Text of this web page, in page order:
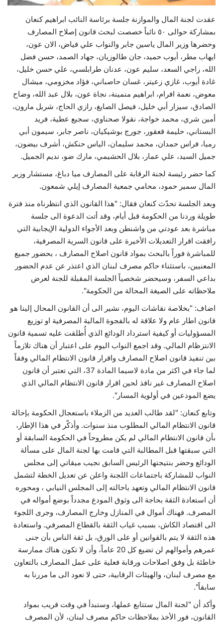
عقدت لجنة المال والموازنة جلسة برئاسة النائب ابراهيم كنعان
بمشاركة حوالى ٥٠ نائباً خصصت لبحث قانون إصلاح المصارف
وحضرها وزير المال ياسين جابر والنواب علي فياض، الان عون،
ايهاب مطر، أيوب حميد، جان طالوزيان، جهاد الصمد، حسن فضل
الله، راجي السعد، سليم عون، عدنان طرابلسي، علي حسن خليل،
غادة أيوب، غازي زعيتر، غسان حاصباني، فؤاد مخزومي، ميشال
معوض، نعمة افرام، ابراهيم منمينة، نجاة عون، بلال عبد الله، وضاح
الصادق، سيزار أبي خليل، فيصل الصايغ، رازي الحاج، شربل مارون،
أمين شري، محمد خواجة، نقولا صحناوي، سجيع عطية، فريد
البستاني، حليمة قعقور، جورج بوشيكيان، ناصر جابر، سيمون أبي
رميا، فراس حمدان، محمد سليمان، الياس حنكش، أشرف بيضون،
جميل السيد، علي عمار، بلال الحشيمي، مارك ضو، نديم الجميل.
كما حضر رئيسة لجنة الرقابة على المصارف ميا دباغ، مستشار وزير
المال سمير حمود، محامي جمعية المصارف إيلي شمعون.
وبعد الجلسة تحدّث كنعان فقال: "هذا القانون الذي انتظرناه منذ فترة
طويلة وردنا من الحكومة قبل أيام، وقد أتت الدعوة الى جلسة
مباشرة بعد عودتي من واشنطن وبعد الأجواء الدولية الإيجابية التي
رافقت اقرار التعديلات الأخيرة على قانون السرية المصرفية،
للمباشرة فوراً بالبحث بمواد قانون اصلاح المصارف ، بحضور جميع
المعنيين، باستثناء حاكم مصرف لبنان الذي اعتذر عن عدم الحضور
بداعي السفر، وسيحضر شخصياً الجلسة المقبلة للجنة لعرض
ملاحظاته على الصيغة المحالة من الحكومة".
اضاف: "بخلاصة نقاشات اليوم، نشير الى أن القانون المحال إلينا هو
قانون اطار عام ولا علاقة له بالفجوة المالية المصرفية او توزيع
المسؤوليات أو كيفية استرداد الودائع الذي أُطلقت عليه تسمية قانون
الانتزظام المالي. وقد اجمع النواب اليوم على اعتبار أن هناك تلازماً
بين تنفيذ قانون اصلاح المصارف واقرار قانون الانتظام المالي وفقاً
لما جاء في اكثر من مادة لاسيما المادة 37، التي تعتبر أن قانون
اصلاح المصارف غير نافذ لحين اقرار قانون الانتظام المالي الذي
يضع المودعين في أولوية المسار".
وتابع كنعان: "لقد طالب العديد من الزملاء باستعجال الحكومة بإحالة
قانون الانتظام المالي المطلوب منذ سنوات. وأذكّر في هذا الإطار،
بأن قانون الانتظام المالي لم يكن مطروحاً في الحكومة السابقة أو
التي سبقتها قبل المطالبة التي قامت بها لجنة المال على مسألة
الودائع وحضر بنتيجتها الرئيس السابق نجيب ميقاتي إلى مجلس
النواب للمشاركة باجتماعات اللجنة واعلن عن تعديل الخطة لتشمل
قانون الانتظام المالي وتعهد باحالته إلى المجلس النيابي ، ومحوره
أن استعادة الثقة بحاجة الى وثوق المودع مجدداً بوضع أمواله في
المصرف. فهناك أموال في المنازل وخارج المصارف، وجرى اللجوء
الى اقتصاد الكاش، بسبب غياب الثقة بالقطاع المصرفي. واستعادة
هذه الثقة لا يتم بالقوانين أو على الورق، بل ثقة الناس بأن جنى
عمرهم وأموالهم لن تضيع كل 20 عاماً، وأن لا تكون هناك ممارسة
خاطئة بل وفق اصلاحات ورقابة فعلية على عمل المصارف بالتعاون
مع مصرف لبنان، والهيئات الرقابية، حتى لا نعود الى ما مررنا به
سابقاً".
وأكد أن "لجنة المال ستتابع عملها، وستبدأ في وقت قريب بمواد
القانون، فور الأخذ بملاحظات حاكم مصرف لبنان، لأن المصرف